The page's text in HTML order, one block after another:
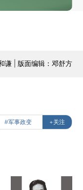
谦 | 版面编辑：邓舒方
#军事政变 +关注